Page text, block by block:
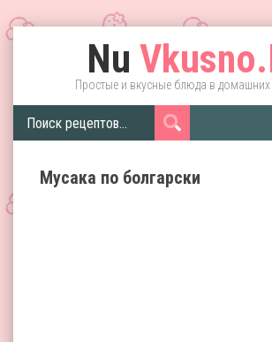
Nu
Простые и вкусные блюда в
Мусака по болгарски